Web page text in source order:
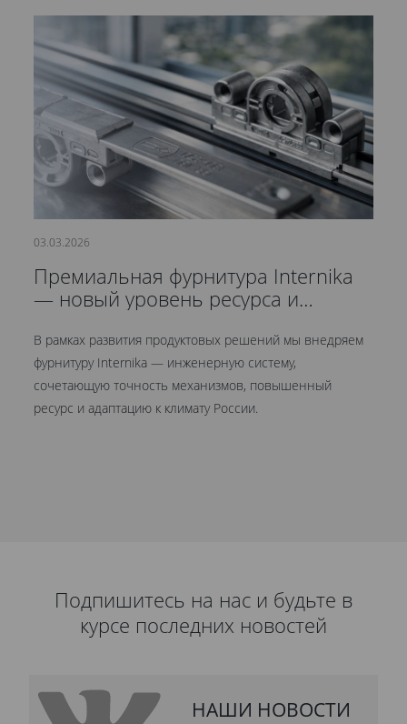
03.03.2026
Премиальная фурнитура Internika
— новый уровень ресурса и
В рамках развития продуктовых решений мы внедряем
фурнитуру Internika — инженерную систему,
сочетающую точность механизмов, повышенный
ресурс и адаптацию к климату России.
Подпишитесь на нас и будьте в
курсе последних новостей
НАШИ НОВОСТИ